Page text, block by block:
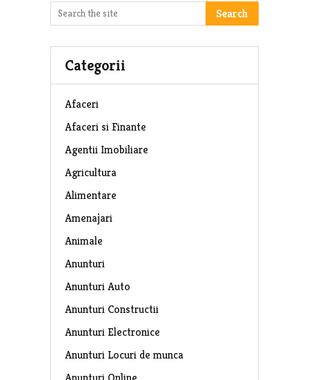
Search
Categorii
Afaceri
Afaceri si Finante
Agentii Imobiliare
Agricultura
Alimentare
Amenajari
Animale
Anunturi
Anunturi Auto
Anunturi Constructii
Anunturi Electronice
Anunturi Locuri de munca